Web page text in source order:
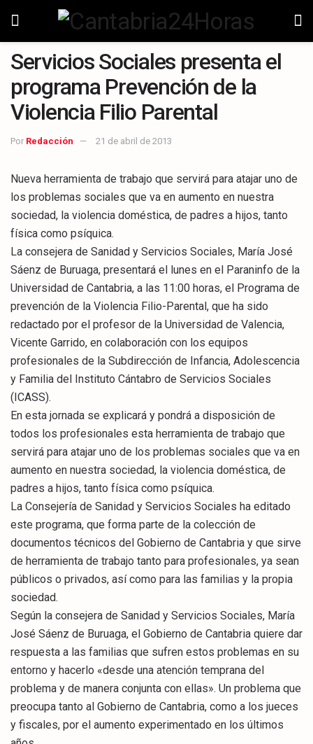
Servicios Sociales presenta el
programa Prevención de la
Violencia Filio Parental
Por Redacción 21 de abril de 2013
Nueva herramienta de trabajo que servirá para atajar uno de
los problemas sociales que va en aumento en nuestra
sociedad, la violencia doméstica, de padres a hijos, tanto
física como psíquica.
La consejera de Sanidad y Servicios Sociales, María José
Sáenz de Buruaga, presentará el lunes en el Paraninfo de la
Universidad de Cantabria, a las 11:00 horas, el Programa de
prevención de la Violencia Filio-Parental, que ha sido
redactado por el profesor de la Universidad de Valencia,
Vicente Garrido, en colaboración con los equipos
profesionales de la Subdirección de Infancia, Adolescencia
y Familia del Instituto Cántabro de Servicios Sociales
(ICASS).
En esta jornada se explicará y pondrá a disposición de
todos los profesionales esta herramienta de trabajo que
servirá para atajar uno de los problemas sociales que va en
aumento en nuestra sociedad, la violencia doméstica, de
padres a hijos, tanto física como psíquica.
La Consejería de Sanidad y Servicios Sociales ha editado
este programa, que forma parte de la colección de
documentos técnicos del Gobierno de Cantabria y que sirve
de herramienta de trabajo tanto para profesionales, ya sean
públicos o privados, así como para las familias y la propia
sociedad.
Según la consejera de Sanidad y Servicios Sociales, María
José Sáenz de Buruaga, el Gobierno de Cantabria quiere dar
respuesta a las familias que sufren estos problemas en su
entorno y hacerlo «desde una atención temprana del
problema y de manera conjunta con ellas». Un problema que
preocupa tanto al Gobierno de Cantabria, como a los jueces
y fiscales, por el aumento experimentado en los últimos